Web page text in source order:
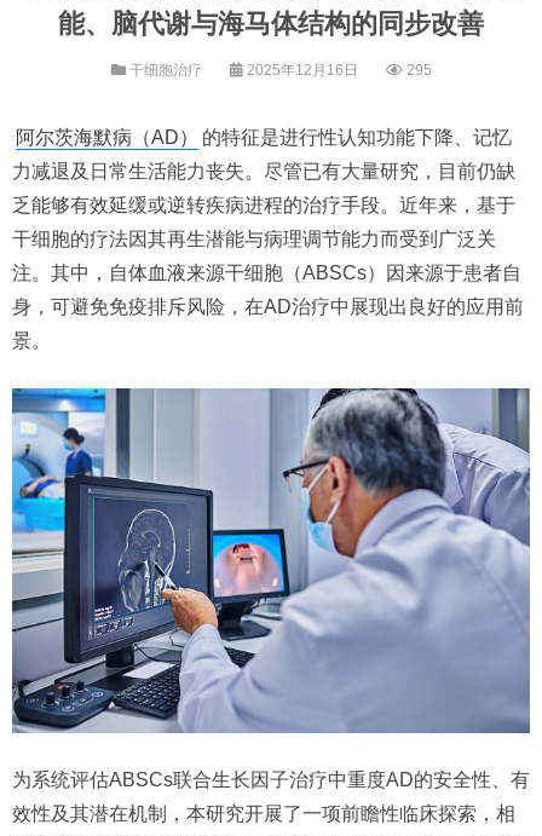
能、脑代谢与海马体结构的同步改善
干细胞治疗 2025年12月16日 295
阿尔茨海默病（AD）
的特征是进行性认知功能下降、记忆
力减退及日常生活能力丧失。尽管已有大量研究，目前仍缺
乏能够有效延缓或逆转疾病进程的治疗手段。近年来，基于
干细胞的疗法因其再生潜能与病理调节能力而受到广泛关
注。其中，自体血液来源干细胞（ABSCs）因来源于患者自
身，可避免免疫排斥风险，在AD治疗中展现出良好的应用前
景。
为系统评估ABSCs联合生长因子治疗中重度AD的安全性、有
效性及其潜在机制，本研究开展了一项前瞻性临床探索，相